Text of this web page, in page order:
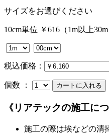
サイズをお選びください
10cm単位 ￥616（1m以上30m
税込価格：
個数 ：
《リアテックの施工につ
施工の際は埃などの清